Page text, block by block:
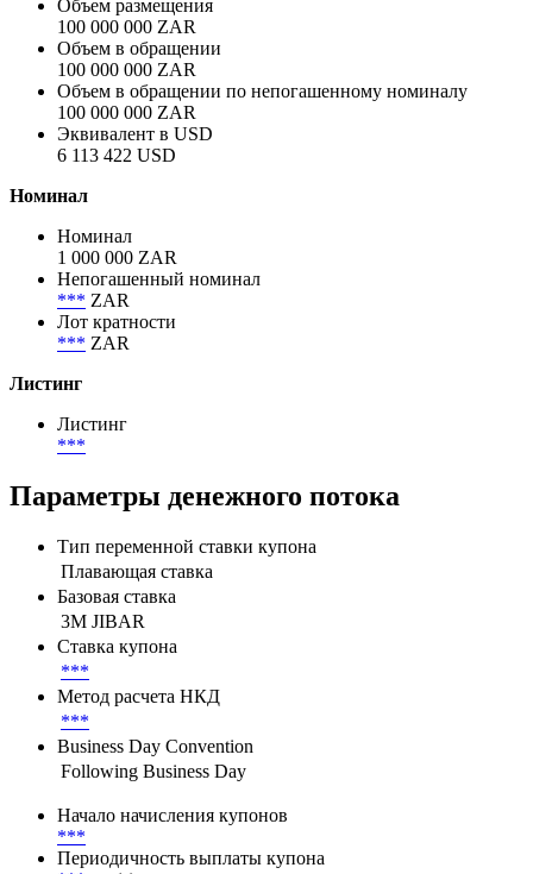
Investec Bank Limited, акция привилегированная
Объём
Объем размещения
100 000 000 ZAR
Объем в обращении
100 000 000 ZAR
100 000 000 ZAR
6 113 422 USD
Номинал
Номинал
1 000 000 ZAR
***
***ZAR
Листинг
Параметры денежного потока
Тип переменной ставки купона
Плавающая ставка
Базовая ставка
3M JIBAR
Ставка купона
***
Метод расчета НКД
Business Day Convention
Following Business Day